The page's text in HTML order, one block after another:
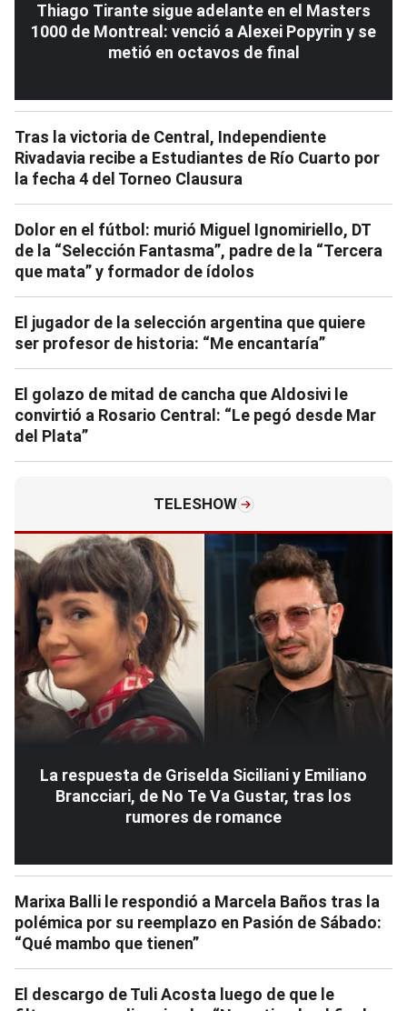
Thiago Tirante sigue adelante en el Masters
1000 de Montreal: venció a Alexei Popyrin y se
metió en octavos de final
Tras la victoria de Central, Independiente
Rivadavia recibe a Estudiantes de Río Cuarto por
la fecha 4 del Torneo Clausura
Dolor en el fútbol: murió Miguel Ignomiriello, DT
de la “Selección Fantasma”, padre de la “Tercera
que mata” y formador de ídolos
El jugador de la selección argentina que quiere
ser profesor de historia: “Me encantaría”
El golazo de mitad de cancha que Aldosivi le
convirtió a Rosario Central: “Le pegó desde Mar
del Plata”
TELESHOW
La respuesta de Griselda Siciliani y Emiliano
Brancciari, de No Te Va Gustar, tras los
rumores de romance
Marixa Balli le respondió a Marcela Baños tras la
polémica por su reemplazo en Pasión de Sábado:
“Qué mambo que tienen”
El descargo de Tuli Acosta luego de que le